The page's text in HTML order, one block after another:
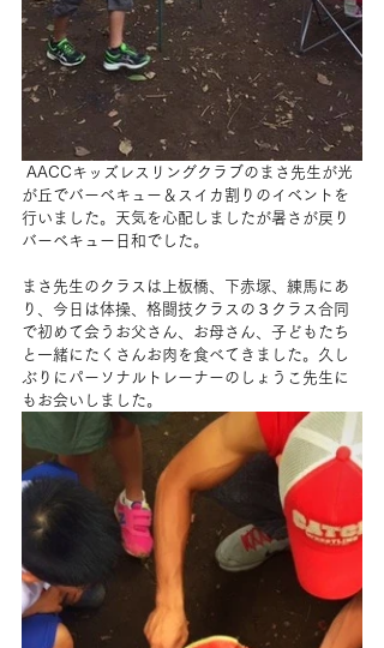
が丘でバーベキュー＆スイカ割りのイベントを
行いました。天気を心配しましたが暑さが戻り
バーベキュー日和でした。
まさ先生のクラスは上板橋、下赤塚、練馬にあ
り、今日は体操、格闘技クラスの３クラス合同
で初めて会うお父さん、お母さん、子どもたち
と一緒にたくさんお肉を食べてきました。久し
ぶりにパーソナルトレーナーのしょうこ先生に
もお会いしました。